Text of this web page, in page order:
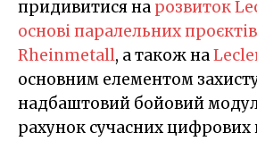
придивитися на розвиток
основі паралельних
Rheinmetall, а також на
основним елементом
надбаштовий бойовий
рахунок сучасних цифрових